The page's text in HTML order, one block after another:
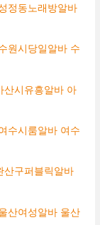
정동노래방알바
원시당일알바 수
시유흥알바 아
수시룸알바 여수
구퍼블릭알바
산여성알바 울산